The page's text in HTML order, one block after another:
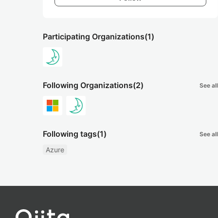
Participating Organizations(1)
Following Organizations(2) See all
Following tags(1) See all
Azure